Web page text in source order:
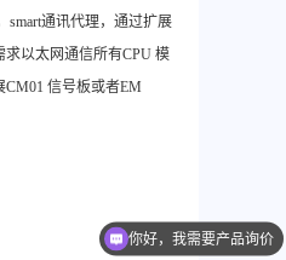
smart通讯代理，通过扩展
以太网通信所有CPU 模
CM01 信号板或者EM
你好，我需要产品询价